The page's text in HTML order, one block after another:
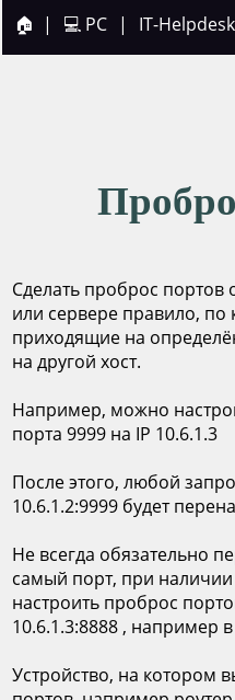
🏠 | 💻 PC | IT-Helpdesk
Сделать проброс портов
или сервере правило, по
приходящие на
на другой хост.
Например, можно
порта 9999 на IP 10.6.1.3
После этого, любой
10.6.1.2:9999 будет
Не всегда обязательно
самый порт, при
настроить проброс
10.6.1.3:8888 , например
Устройство, на котором